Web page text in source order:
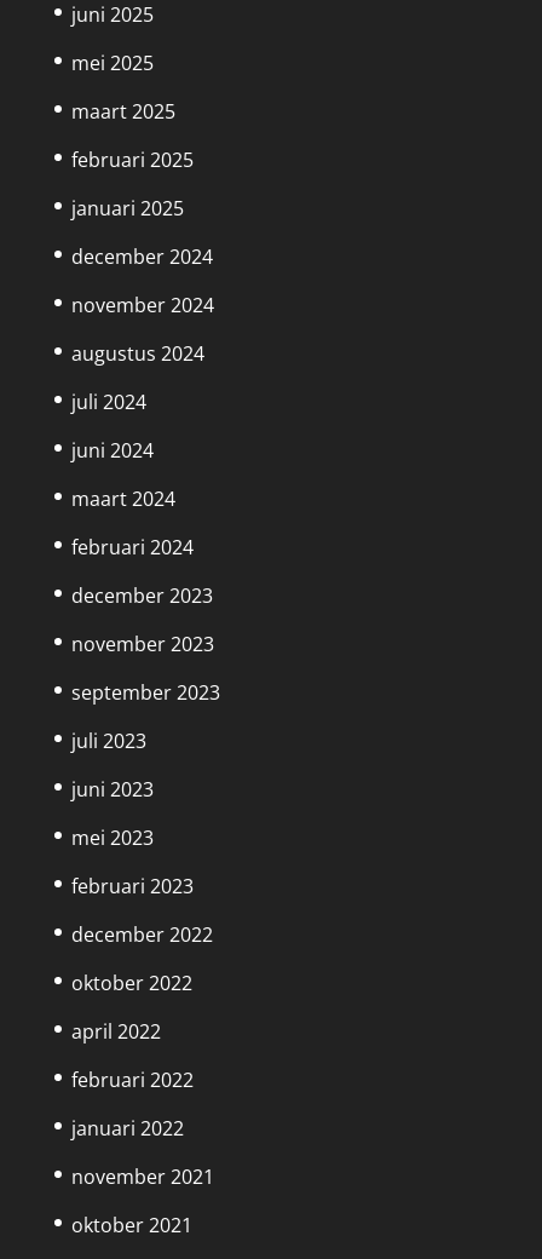
juni 2025
mei 2025
maart 2025
februari 2025
januari 2025
december 2024
november 2024
augustus 2024
juli 2024
juni 2024
maart 2024
februari 2024
december 2023
november 2023
september 2023
juli 2023
juni 2023
mei 2023
februari 2023
december 2022
oktober 2022
april 2022
februari 2022
januari 2022
november 2021
oktober 2021